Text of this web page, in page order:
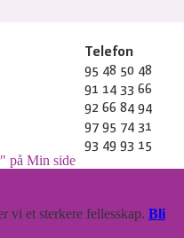
Telefon
95 48 50 48
91 14 33 66
92 66 84 94
97 95 74 31
93 49 93 15
på Min side
vi et sterkere fellesskap. Bli